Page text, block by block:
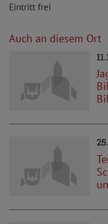
Eintritt frei
Auch an diesem Ort